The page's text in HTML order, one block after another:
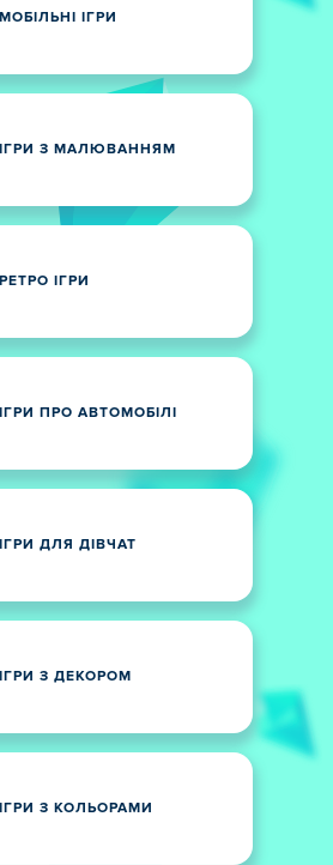
МОБІЛЬНІ ІГРИ
ІГРИ З МАЛЮВАННЯМ
РЕТРО ІГРИ
ІГРИ ПРО АВТОМОБІЛІ
ІГРИ ДЛЯ ДІВЧАТ
ІГРИ З ДЕКОРОМ
ІГРИ З КОЛЬОРАМИ